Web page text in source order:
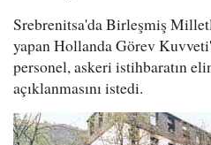
Srebrenitsa'da Birleşmiş
yapan Hollanda Görev
personel, askeri istihbaratın
açıklanmasını istedi.